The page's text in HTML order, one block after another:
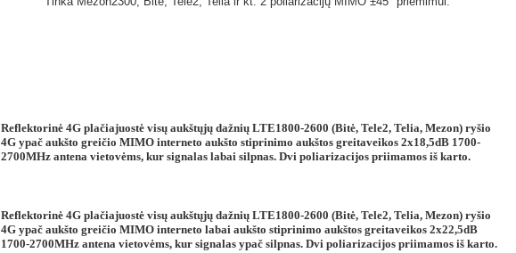
Reflektorinė 4G plačiajuostė visų aukštųjų dažnių LTE1800-2600 (Bitė, Tele2, Telia, Mezon) ryšio
4G ypač aukšto greičio MIMO interneto aukšto stiprinimo aukštos greitaveikos 2x18,5dB 1700-
2700MHz antena vietovėms, kur signalas labai silpnas. Dvi poliarizacijos priimamos iš karto.
Reflektorinė 4G plačiajuostė visų aukštųjų dažnių LTE1800-2600 (Bitė, Tele2, Telia, Mezon) ryšio
4G ypač aukšto greičio MIMO interneto labai aukšto stiprinimo aukštos greitaveikos 2x22,5dB
1700-2700MHz antena vietovėms, kur signalas ypač silpnas. Dvi poliarizacijos priimamos iš karto.